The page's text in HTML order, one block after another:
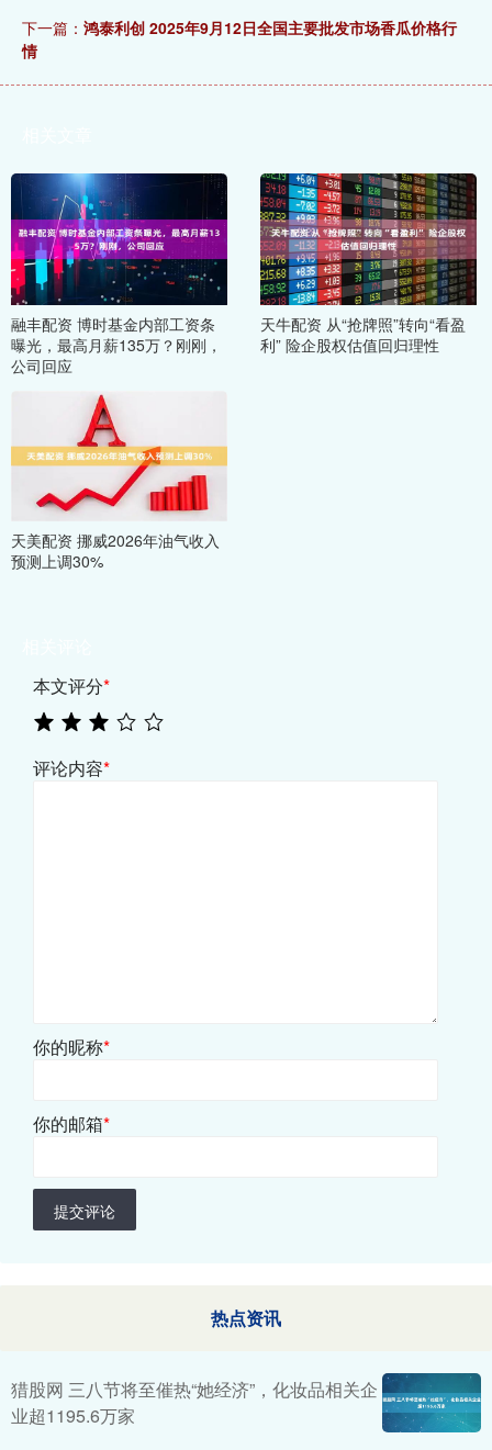
下一篇： 鸿泰利创 2025年9月12日全国主要批发市场香瓜价格行
情
融丰配资 博时基金内部工资条
曝光，最高月薪135万？刚刚，
公司回应
天牛配资 从“抢牌照”转向“看盈
利” 险企股权估值回归理性
天美配资 挪威2026年油气收入
预测上调30%
本文评分*
评论内容*
你的昵称*
你的邮箱*
提交评论
热点资讯
猎股网 三八节将至催热“她经济”，化妆品相关企
业超1195.6万家